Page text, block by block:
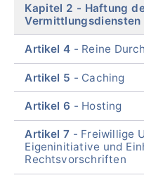
Kapitel 2
Haftung
Vermittlungsdiensten
Artikel 4 Reine
Artikel 5 Caching
Artikel 6 Hosting
Artikel 7
Freiwillige
Eigeninitiative und
Rechtsvorschriften